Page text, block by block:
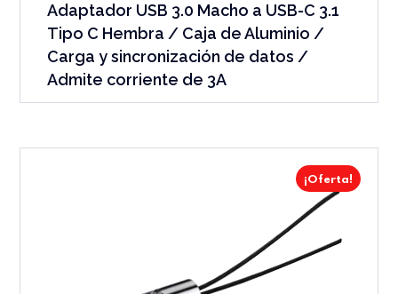
Adaptador USB 3.0 Macho a USB-C 3.1
Tipo C Hembra / Caja de Aluminio /
Carga y sincronización de datos /
Admite corriente de 3A
¡Oferta!